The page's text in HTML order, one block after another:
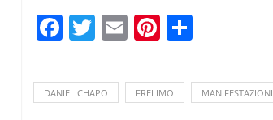
Facebook
Twitter
EmailPinterest
DANIEL CHAPO FRELIMO MANIFESTAZIONI